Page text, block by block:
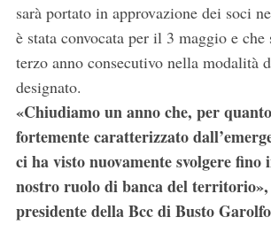
sarà portato in approvazione dei soci
è stata convocata per il 3 maggio e
terzo anno consecutivo nella modalità
designato.
«Chiudiamo un anno che, per
fortemente caratterizzato
ci ha visto nuovamente svolgere fino
nostro ruolo di banca del territorio»,
presidente della Bcc di Busto